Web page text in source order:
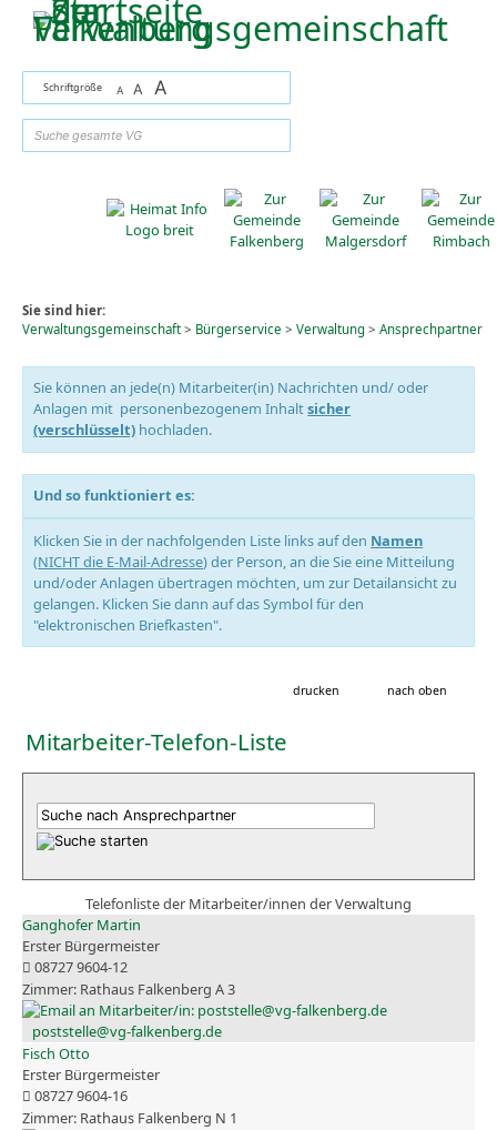
Zum Inhalt,zur Navigationoder
Schriftgröße A A A
Sie sind hier:
Verwaltungsgemeinschaft> Bürgerservice > Verwaltung> Ansprechpartner
Sie können an jede(n) Mitarbeiter(in) Nachrichten und/ oder
Anlagen mit personenbezogenem Inhaltsicher
(verschlüsselt) hochladen.
Und so funktioniert es:
Klicken Sie in der nachfolgenden Liste links auf den Namen
(NICHT die E-Mail-Adresse) der Person, an die Sie eine Mitteilung
und/oder Anlagen übertragen möchten, um zur Detailansicht zu
gelangen. Klicken Sie dann auf das Symbol für den
"elektronischen Briefkasten".
drucken nach oben
Mitarbeiter-Telefon-Liste
Telefonliste der Mitarbeiter/innen der Verwaltung
Ganghofer Martin
Erster Bürgermeister
08727 9604-12
Rathaus Falkenberg A 3
poststelle@vg-falkenberg.de
Fisch Otto
Erster Bürgermeister
08727 9604-16
Rathaus Falkenberg N 1